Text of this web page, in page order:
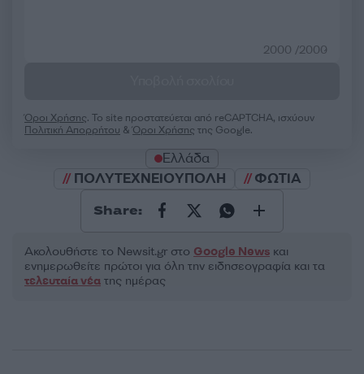
2000 /2000
Όροι Χρήσης. Το site προστατεύεται από reCAPTCHA, ισχύουν
Πολιτική Απορρήτου &Όροι Χρήσης της Google.
Ελλάδα
ΠΟΛΥΤΕΧΝΕΙΟΥΠΟΛΗ
ΦΩΤΙΑ
Share:
Ακολουθήστε το Νewsit.gr στο Google News και
ενημερωθείτε πρώτοι για όλη την ειδησεογραφία και τα
τελευταία νέα της ημέρας